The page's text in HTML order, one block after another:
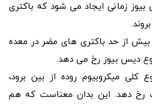
زمانی ایجاد می شود که باکتری
از حد باکتری های مضر در معده
دیس بیوز رخ می دهد.
کلی میکروبیوم روده از بین برود،
رخ دهد. این بدان معناست که هم